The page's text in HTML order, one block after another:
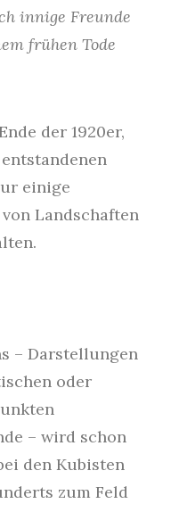
innige Freunde
frühen Tode
der 1920er,
einige
Landschaften
– Darstellungen
oder
– wird schon
den Kubisten
zum Feld